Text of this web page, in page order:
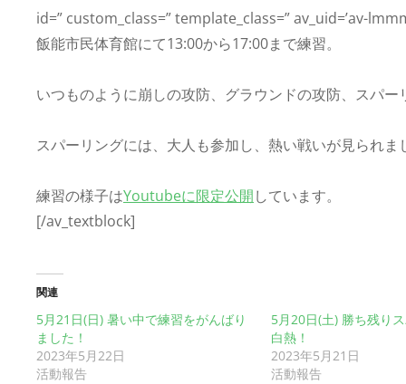
id=” custom_class=” template_class=” av_uid=’av-
飯能市民体育館にて13:00から17:00まで練習。
いつものように崩しの攻防、グラウンドの攻防、スパ
スパーリングには、大人も参加し、熱い戦いが見られま
練習の様子はYoutubeに限定公開しています。
[/av_textblock]
関連
5月21日(日) 暑い中で練習をがんばり
ました！
2023年5月22日
活動報告
5月20日(土) 勝ち残り
白熱！
2023年5月21日
活動報告